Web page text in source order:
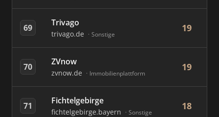
69 Trivago
trivago.de Sonstige
19
70 ZVnow
zvnow.de Immobilienplattform
19
71 Fichtelgebirge
fichtelgebirge.bayern Sonstige
18